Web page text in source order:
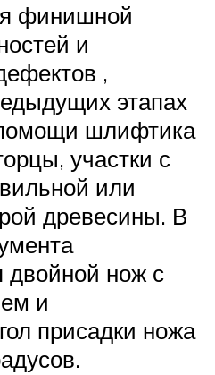
финишной
и
,
этапах
шлифтика
участки с
или
древесины. В
двойной нож с
и
присадки ножа